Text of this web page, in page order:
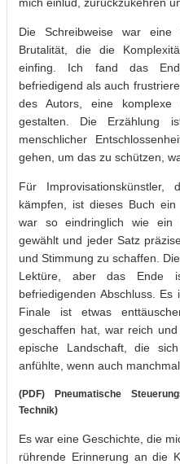
Die Schreibweise war eine
Brutalität, die die
einfing. Ich fand das
befriedigend als auch
des Autors, eine
gestalten. Die Erzählung
menschlicher
gehen, um das zu schützen,
Für Improvisationskünstler,
kämpfen, ist dieses Buch ein
war so eindringlich wie ein
gewählt und jeder Satz
und Stimmung zu schaffen.
Lektüre, aber das Ende
befriedigenden Abschluss.
Finale ist etwas
geschaffen hat, war reich
epische Landschaft, die
anfühlte, wenn auch
(PDF) Pneumatische
Technik)
Es war eine Geschichte, die
rührende Erinnerung an die